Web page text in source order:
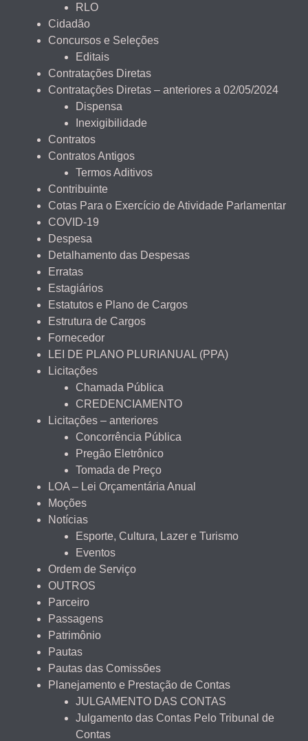
RLO
Cidadão
Concursos e Seleções
Editais
Contratações Diretas
Contratações Diretas – anteriores a 02/05/2024
Dispensa
Inexigibilidade
Contratos
Contratos Antigos
Termos Aditivos
Contribuinte
Cotas Para o Exercício de Atividade Parlamentar
COVID-19
Despesa
Detalhamento das Despesas
Erratas
Estagiários
Estatutos e Plano de Cargos
Estrutura de Cargos
Fornecedor
LEI DE PLANO PLURIANUAL (PPA)
Licitações
Chamada Pública
CREDENCIAMENTO
Licitações – anteriores
Concorrência Pública
Pregão Eletrônico
Tomada de Preço
LOA – Lei Orçamentária Anual
Moções
Notícias
Esporte, Cultura, Lazer e Turismo
Eventos
Ordem de Serviço
OUTROS
Parceiro
Passagens
Patrimônio
Pautas
Pautas das Comissões
Planejamento e Prestação de Contas
JULGAMENTO DAS CONTAS
Julgamento das Contas Pelo Tribunal de
Contas